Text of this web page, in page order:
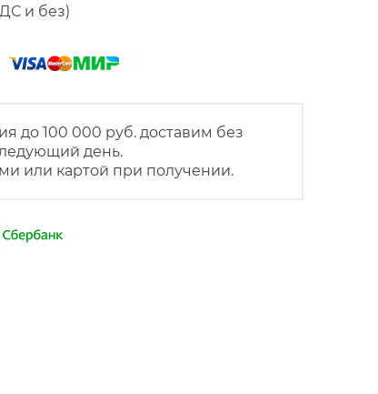
и без)
до 100 000 руб. доставим без
день.
или картой при получении.